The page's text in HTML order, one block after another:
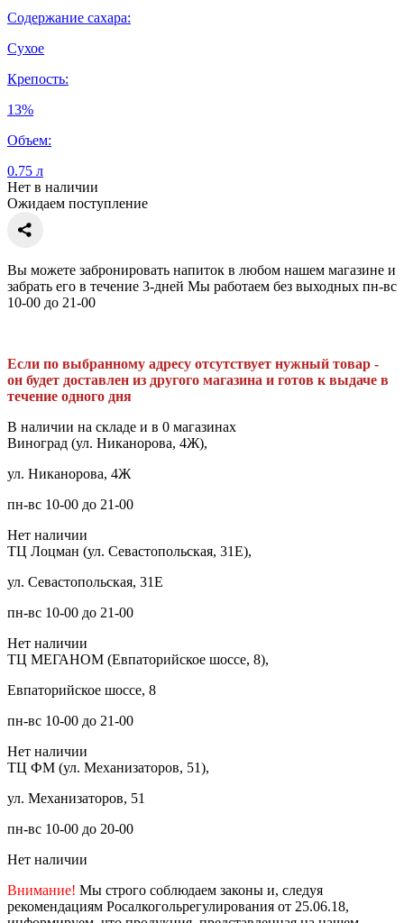
Содержание сахара:
Сухое
Крепость:
13%
Объем:
0.75 л
Нет в наличии
Ожидаем поступление
Вы можете забронировать напиток в любом нашем магазине и
забрать его в течение 3-дней Мы работаем без выходных пн-вс
10-00 до 21-00
Если по выбранному адресу отсутствует нужный товар -
он будет доставлен из другого магазина и готов к выдаче в
течение одного дня
В наличии на складе и в 0 магазинах
Виноград (ул. Никанорова, 4Ж),
ул. Никанорова, 4Ж
пн-вс 10-00 до 21-00
Нет наличии
ТЦ Лоцман (ул. Севастопольская, 31Е),
ул. Севастопольская, 31Е
пн-вс 10-00 до 21-00
Нет наличии
ТЦ МЕГАНОМ (Евпаторийское шоссе, 8),
Евпаторийское шоссе, 8
пн-вс 10-00 до 21-00
Нет наличии
ТЦ ФМ (ул. Механизаторов, 51),
ул. Механизаторов, 51
пн-вс 10-00 до 20-00
Нет наличии
Внимание! Мы строго соблюдаем законы и, следуя
рекомендациям Росалкогольрегулирования от 25.06.18,